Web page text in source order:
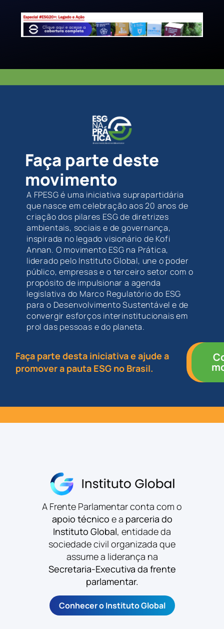
Faça parte deste
movimento
A FPESG é uma iniciativa suprapartidária
que nasce em celebração aos 20 anos de
criação dos pilares ESG de diretrizes
ambientais, sociais e de governança,
inspirada no legado visionário de Kofi
Annan. O movimento ESG na Prática,
liderado pelo Instituto Global, une o poder
público, empresas e o terceiro setor com o
propósito de impulsionar a agenda
legislativa do Marco Regulatório do ESG
para o Desenvolvimento Sustentável e de
convergir esforços interinstitucionais em
prol das pessoas e do planeta.
Faça parte desta iniciativa e ajude a
promover a pauta ESG no Brasil.
A Frente Parlamentar conta com o
apoio técnico e a parceria do
Instituto Global, entidade da
sociedade civil organizada que
assume a liderança na
Secretaria-Executiva da frente
parlamentar.
Conhecer o Instituto Global